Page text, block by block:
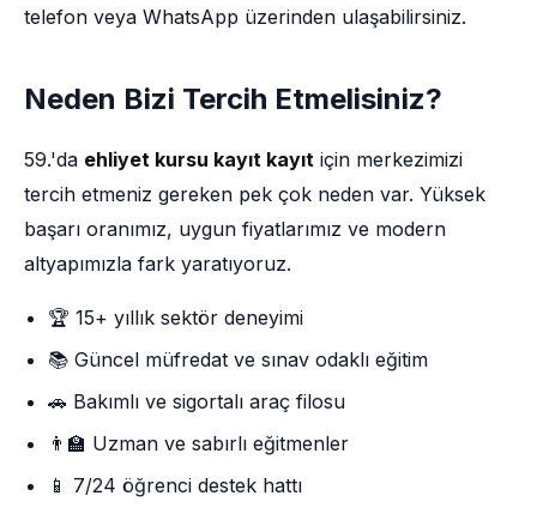
telefon veya WhatsApp üzerinden ulaşabilirsiniz.
Neden Bizi Tercih Etmelisiniz?
59.'da ehliyet kursu kayıt kayıt için merkezimizi
tercih etmeniz gereken pek çok neden var. Yüksek
başarı oranımız, uygun fiyatlarımız ve modern
altyapımızla fark yaratıyoruz.
🏆 15+ yıllık sektör deneyimi
📚 Güncel müfredat ve sınav odaklı eğitim
🚗 Bakımlı ve sigortalı araç filosu
👨‍🏫 Uzman ve sabırlı eğitmenler
📱 7/24 öğrenci destek hattı